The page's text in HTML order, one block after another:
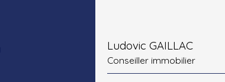
Ludovic GAILLAC
Conseiller immobilier